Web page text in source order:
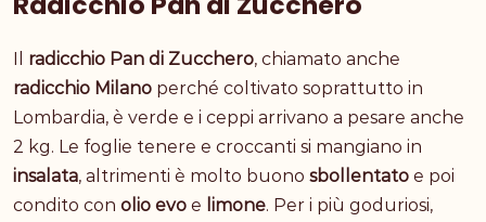
Il radicchio Pan di Zucchero, chiamato anche
radicchio Milano perché coltivato soprattutto in
Lombardia, è verde e i ceppi arrivano a pesare anche
2 kg. Le foglie tenere e croccanti si mangiano in
insalata, altrimenti è molto buono sbollentato e poi
condito con olio evo e limone. Per i più goduriosi,